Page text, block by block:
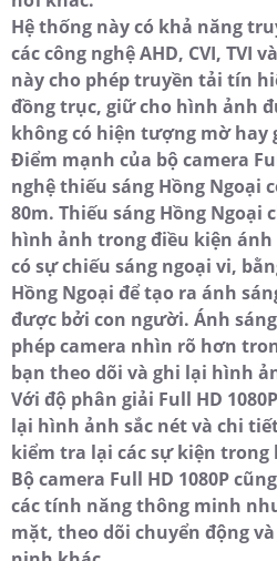
Hệ thống này có khả năng
các công nghệ AHD, CVI, TVI
này cho phép truyền tải tín
đồng trục, giữ cho hình ảnh
không có hiện tượng mờ hay
Điểm mạnh của bộ camera
nghệ thiếu sáng Hồng Ngoại
80m. Thiếu sáng Hồng Ngoại
hình ảnh trong điều kiện ánh
có sự chiếu sáng ngoại vi,
Hồng Ngoại để tạo ra ánh
được bởi con người. Ánh
phép camera nhìn rõ hơn
bạn theo dõi và ghi lại hình
Với độ phân giải Full HD
lại hình ảnh sắc nét và chi
kiểm tra lại các sự kiện
Bộ camera Full HD 1080P
các tính năng thông minh
mặt, theo dõi chuyển động